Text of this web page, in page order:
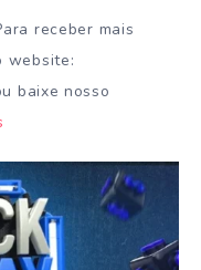
receber mais
website:
baixe nosso